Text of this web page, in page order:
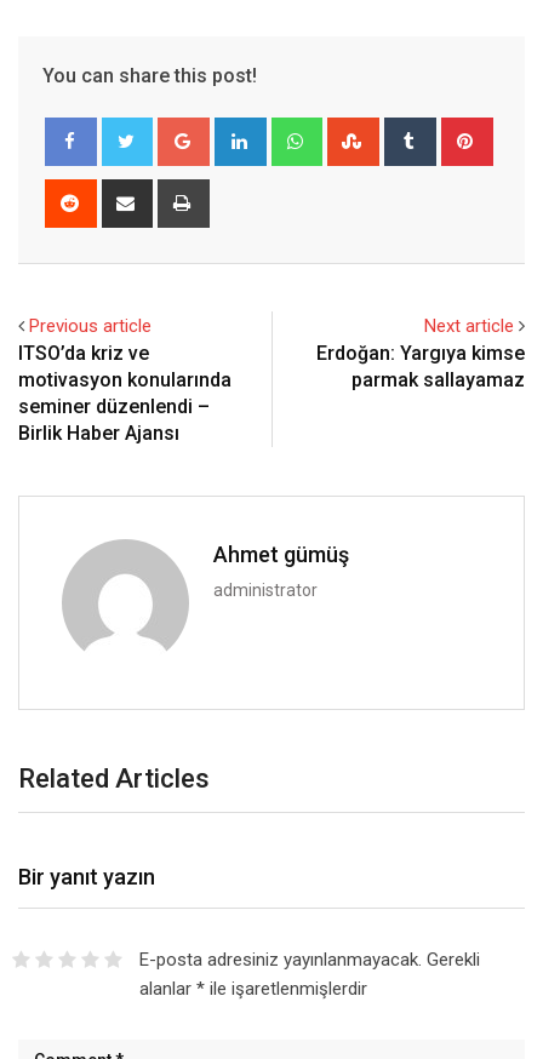
You can share this post!
Google+ LinkedIn WhatsappStumbleUpon
Tumblr
Reddit
Share
Previous article
ITSO’da kriz ve
motivasyon konularında
seminer düzenlendi –
Birlik Haber Ajansı
Next article
Erdoğan: Yargıya kimse
parmak sallayamaz
Ahmet gümüş
administrator
Related Articles
Bir yanıt yazın
E-posta adresiniz yayınlanmayacak. Gerekli
alanlar *ile işaretlenmişlerdir